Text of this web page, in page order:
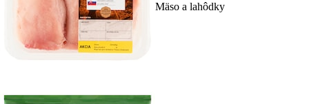
Mäso a lahôdky